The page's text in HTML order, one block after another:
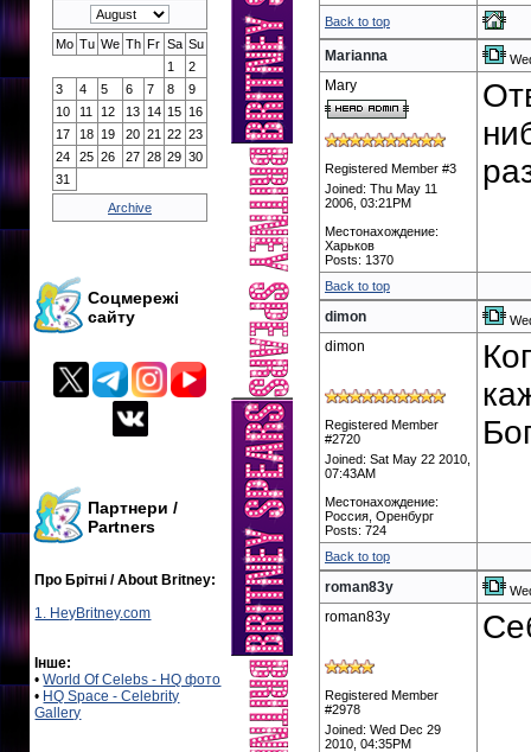
Mo Tu We Th Fr Sa Su
1
2
3
4 5 6 7 8
9
10
11 12 13 14 15 16
17
18 19 20 21 22 23
24
25 26 27 28 29 30
31
Archive
Соцмережі
сайту
Партнери /
Partners
Про Брітні / About Britney:
1. HeyBritney.com
Інше:
•World Of Celebs - HQ фото
• HQ Space - Celebrity
Gallery
Back to top
Marianna
Mary
Registered Member #3
Joined: Thu May 11
2006, 03:21PM
Местонахождение:
Харьков
Posts: 1370
Back to top
dimon
dimon
Registered Member
#2720
Joined: Sat May 22 2010,
07:43AM
Местонахождение:
Россия, Оренбург
Posts: 724
Back to top
roman83y
roman83y
Registered Member
#2978
Joined: Wed Dec 29
2010, 04:35PM